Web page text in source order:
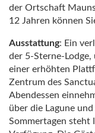
der Ortschaft
12 Jahren können
Ausstattung: Ein
der 5-Sterne-
einer erhöhten
Zentrum des
Abendessen
über die Lagune
Sommertagen steht